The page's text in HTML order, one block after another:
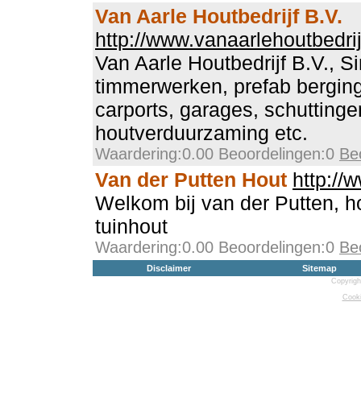
Van Aarle Houtbedrijf B.V.
http://
Van Aarle Houtbedrijf B.V.,
timmerwerken, prefab
carports, garages,
houtverduurzaming etc.
Waardering:0.00 Beoordelingen:0
Van der Putten Hout http://
Welkom bij van der Putten,
tuinhout
Waardering:0.00 Beoordelingen:0
Disclaimer Sitemap